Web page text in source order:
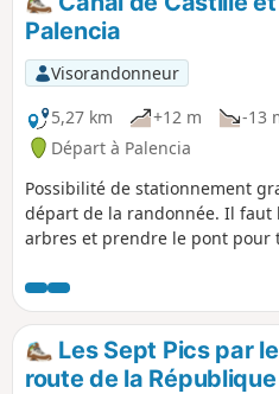
Palencia
Visorandonneur
5,27 km
+12 m -13
Départ à Palencia
Possibilité de stationnement
départ de la randonnée. Il faut
arbres et prendre le pont pour
bassin de rétention d’eau. Il
pour traverser et entrer dans
cathédrale. Puis retour au
Les Sept Pics par
route de la République